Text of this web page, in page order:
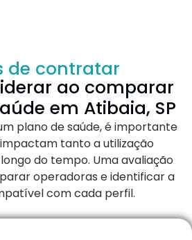
de contratar
ao comparar
em Atibaia, SP
plano de saúde, é importante
tanto a utilização
do tempo. Uma avaliação
operadoras e identificar a
com cada perfil.